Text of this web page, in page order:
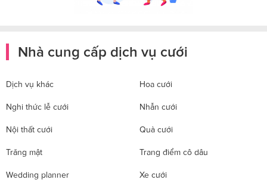
Nhà cung cấp dịch vụ cưới
Dịch vụ khác Hoa cưới
Nghi thức lễ cưới Nhẫn cưới
Nội thất cưới Quà cưới
Trăng mật Trang điểm cô dâu
Wedding planner Xe cưới